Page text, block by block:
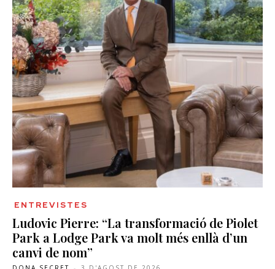
ENTREVISTES
Ludovic Pierre: “La transformació de Piolet
Park a Lodge Park va molt més enllà d’un
canvi de nom”